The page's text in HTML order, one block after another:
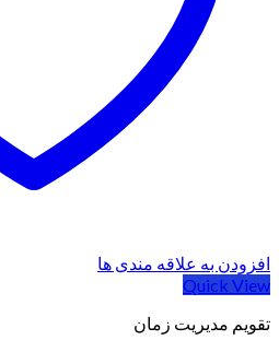
افزودن به علاقه مندی ها
Quick View
تقویم مدیریت زمان